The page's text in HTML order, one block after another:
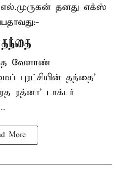
எல்.முருகன் தனது எக்ஸ்
தந்தை
வேளாண்
புரட்சியின் தந்தை’
ரத்னா’ டாக்டர்
More